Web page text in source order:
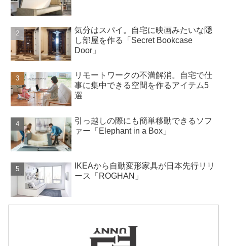
気分はスパイ。自宅に映画みたいな隠
し部屋を作る「Secret Bookcase
Door」
リモートワークの不満解消。自宅で仕
事に集中できる空間を作るアイテム5
選
引っ越しの際にも簡単移動できるソフ
ァー「Elephant in a Box」
IKEAから自動変形家具が日本先行リリ
ース「ROGHAN」